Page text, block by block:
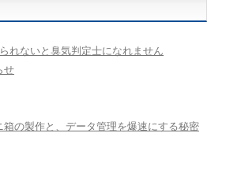
れないと臭気判定士になれません
せ
の製作と、データ管理を爆速にする秘密